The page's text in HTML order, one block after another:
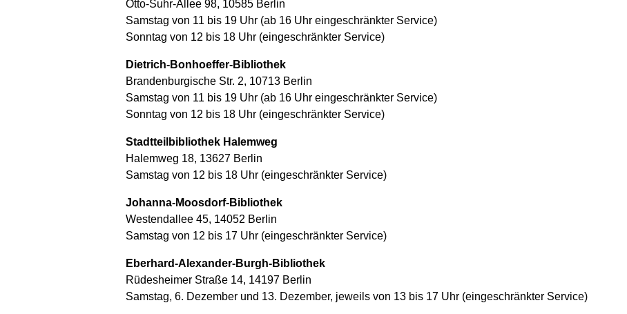
Otto-Suhr-Allee 98, 10585 Berlin
Samstag von 11 bis 19 Uhr (ab 16 Uhr eingeschränkter Service)
Sonntag von 12 bis 18 Uhr (eingeschränkter Service)
Dietrich-Bonhoeffer-Bibliothek
Brandenburgische Str. 2, 10713 Berlin
Samstag von 11 bis 19 Uhr (ab 16 Uhr eingeschränkter Service)
Sonntag von 12 bis 18 Uhr (eingeschränkter Service)
Stadtteilbibliothek Halemweg
Halemweg 18, 13627 Berlin
Samstag von 12 bis 18 Uhr (eingeschränkter Service)
Johanna-Moosdorf-Bibliothek
Westendallee 45, 14052 Berlin
Samstag von 12 bis 17 Uhr (eingeschränkter Service)
Eberhard-Alexander-Burgh-Bibliothek
Rüdesheimer Straße 14, 14197 Berlin
Samstag, 6. Dezember und 13. Dezember, jeweils von 13 bis 17 Uhr (eingeschränkter Service)